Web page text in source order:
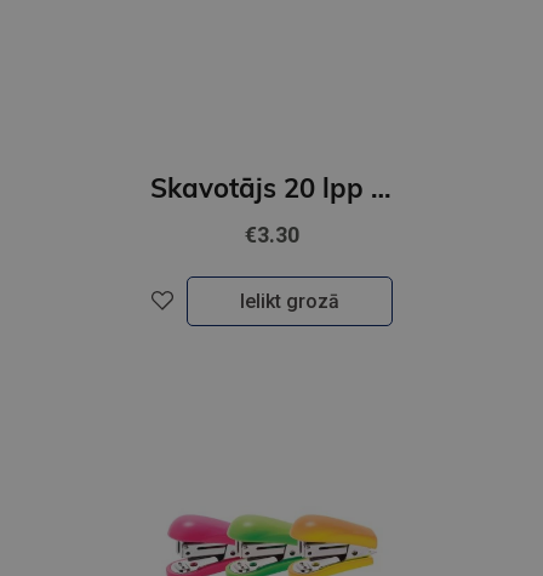
Skavotājs 20 lpp melns
€3.30
Ielikt grozā